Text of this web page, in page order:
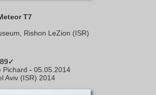
T7
Rishon LeZion (ISR)
Pichard - 05.05.2014
Aviv (ISR) 2014